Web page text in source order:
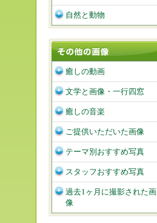
自然と動物
癒しの動画
文学と画像・一行四窓
癒しの音楽
ご提供いただいた画像
テーマ別おすすめ写真
スタッフおすすめ写真
過去1ヶ月に撮影された画
像